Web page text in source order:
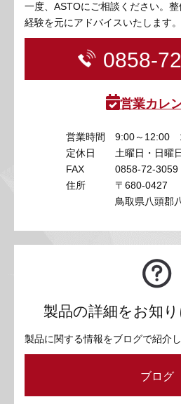
一度、ASTOにご相談ください。
経験を元にアドバイスいたします。
0858-
営業カレ
営業時間
9:00～12:00
定休日
土曜日・日曜
FAX
0858-72-3059
住所
〒680-0427
鳥取県八頭郡
製品の詳細をお知
製品に関する情報をブログで紹介し
ブログ